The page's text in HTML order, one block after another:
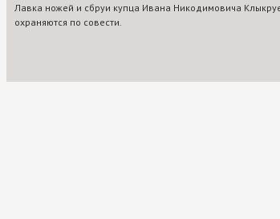
Лавка ножей и сбруи купца Ивана Никодимовича
охраняются по совести.